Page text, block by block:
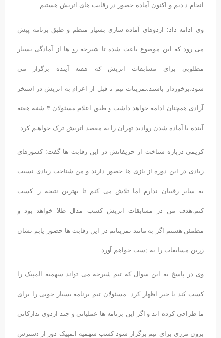
انجام دادیم و اکنون آماده حضور در رقابت های اتریش هستیم.
وی ادامه داد: اردوهای آماده سازی بسیار منظم و طبق برنامه پیش
می رود که این موضوع باعث شده تا شیرجه رو ها از آمادگی بسیار
مطلوبی برای مسابقات اتریش که هفته آینده برگزار می
شود،برخوردار باشند.تمرینات تیم تا قبل از اعزام به اتریش در استخر
آزادی همچنان ادامه خواهد داشت و طبق اعلام مسئولان ۳ شنبه هفته
آینده با آماده شدن روادید تهران را به مقصد اتریش ترک خواهیم کرد.
کریمی درباره شناخت از حریفانش در این رقابت ها گفت: کشورهای
زیادی در این دوره از بازی ها حضور دارند و من شناخت زیادی نسبت
به سایر رقیبان ندارم اما تلاش می کنم تا بهترین نتیجه را کسب
کنم.هدف من در مسابقات اتریش کسب مدال طلا خواهد بود و
مطمئن هستم اگر به مانند تمریناتم در این رقابت ها حضور یابم نشان
زرین مسابقات را به دست خواهم آورد.
وی در پاسخ به این سوال که تیم شیرجه می تواند سهمیه المپیک را
کسب کند یا خیر اظهار کرد: مسئولان تیم برنامه بسیار خوبی را برای
ما طراحی کرده اند و اگر این برنامه ها عملیاتی و چند اردوی تدارکاتی
برون مرزی برای تیم برگزار شود کسب سهمیه المپیک دور از دسترس